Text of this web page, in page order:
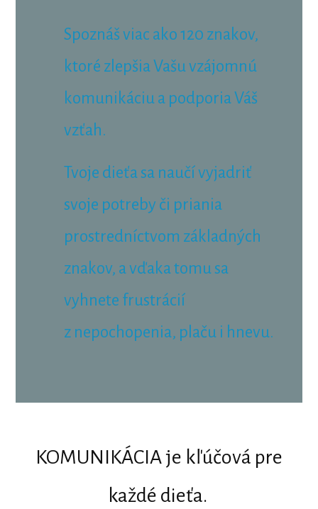
Spoznáš viac ako 120 znakov,
ktoré zlepšia Vašu vzájomnú
komunikáciu a podporia Váš
vzťah.
Tvoje dieťa sa naučí vyjadriť
svoje potreby či priania
prostredníctvom základných
znakov, a vďaka tomu sa
vyhnete frustrácií
z nepochopenia, plaču i hnevu.
KOMUNIKÁCIA je kľúčová pre
každé dieťa.